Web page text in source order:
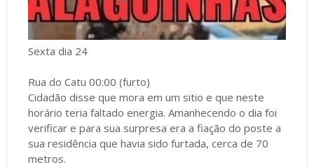
Sexta dia 24
Rua do Catu 00:00 (furto)
Cidadão disse que mora em um sitio e que neste
horário teria faltado energia. Amanhecendo o dia foi
verificar e para sua surpresa era a fiação do poste a
sua residência que havia sido furtada, cerca de 70
metros.